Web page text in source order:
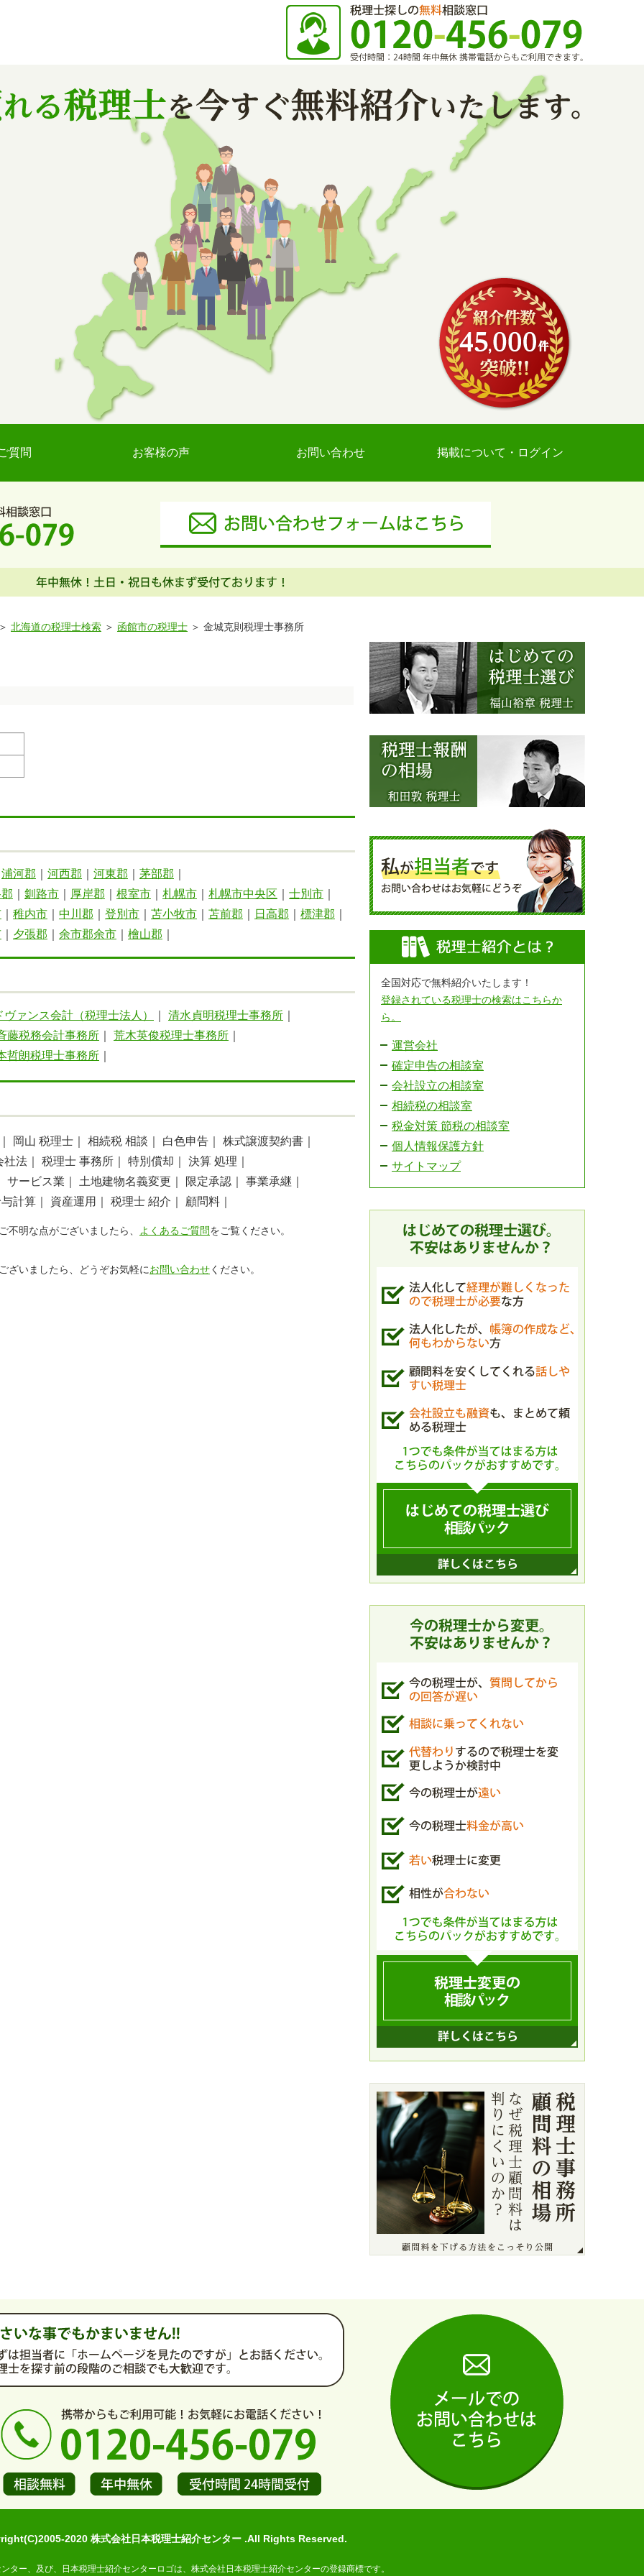
質問 お客様の声 お問い合わせ 掲載について・ログイン
北海道の税理士検索 函館市の税理士 金城克則税理士事務所
浦河郡 河西郡 河東郡 茅部郡
釧路市 厚岸郡 根室市 札幌市 札幌市中央区 士別市
稚内市 中川郡 登別市 苫小牧市 苫前郡 日高郡 標津郡
夕張郡 余市郡余市 檜山郡
ヴァンス会計（税理士法人） 清水貞明税理士事務所
藤税務会計事務所 荒木英俊税理士事務所
哲朗税理士事務所
岡山 税理士｜ 相続税 相談｜ 白色申告｜
株式譲渡契約書｜
社法｜ 税理士 事務所｜ 特別償却｜
決算 処理｜
サービス業｜ 土地建物名義変更｜ 限定承認｜
事業承継｜
計算｜ 資産運用｜ 税理士 紹介｜ 顧問料｜
不明な点がございましたら、 よくあるご質問をご覧ください。
ざいましたら、どうぞお気軽にお問い合わせください。
全国対応で無料紹介いたします！
登録されている税理士の検索はこちらか
ら。
運営会社
確定申告の相談室
会社設立の相談室
相続税の相談室
税金対策 節税の相談室
個人情報保護方針
サイトマップ
2020 株式会社日本税理士紹介センター .All Rights Reserved.
ター、及び、日本税理士紹介センターロゴは、株式会社日本税理士紹介センターの登録商標です。